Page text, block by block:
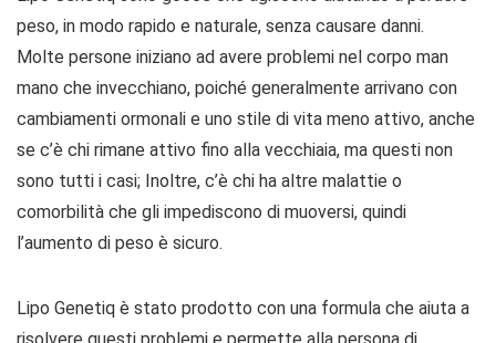
peso, in modo rapido e naturale, senza causare danni.
Molte persone iniziano ad avere problemi nel corpo man
mano che invecchiano, poiché generalmente arrivano con
cambiamenti ormonali e uno stile di vita meno attivo, anche
se c’è chi rimane attivo fino alla vecchiaia, ma questi non
sono tutti i casi; Inoltre, c’è chi ha altre malattie o
comorbilità che gli impediscono di muoversi, quindi
l’aumento di peso è sicuro.
Lipo Genetiq è stato prodotto con una formula che aiuta a
risolvere questi problemi e permette alla persona di